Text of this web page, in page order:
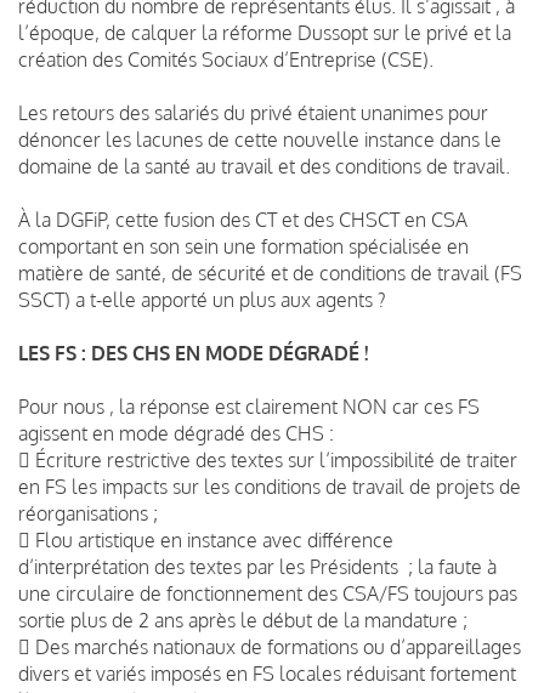
réduction du nombre de représentants élus. Il s’agissait , à
l’époque, de calquer la réforme Dussopt sur le privé et la
création des Comités Sociaux d’Entreprise (CSE).
Les retours des salariés du privé étaient unanimes pour
dénoncer les lacunes de cette nouvelle instance dans le
domaine de la santé au travail et des conditions de travail.
À la DGFiP, cette fusion des CT et des CHSCT en CSA
comportant en son sein une formation spécialisée en
matière de santé, de sécurité et de conditions de travail (FS
SSCT) a t-elle apporté un plus aux agents ?
LES FS : DES CHS EN MODE DÉGRADÉ !
Pour nous , la réponse est clairement NON car ces FS
agissent en mode dégradé des CHS :
 Écriture restrictive des textes sur l’impossibilité de traiter
en FS les impacts sur les conditions de travail de projets de
réorganisations ;
 Flou artistique en instance avec différence
d’interprétation des textes par les Présidents ; la faute à
une circulaire de fonctionnement des CSA/FS toujours pas
sortie plus de 2 ans après le début de la mandature ;
 Des marchés nationaux de formations ou d’appareillages
divers et variés imposés en FS locales réduisant fortement